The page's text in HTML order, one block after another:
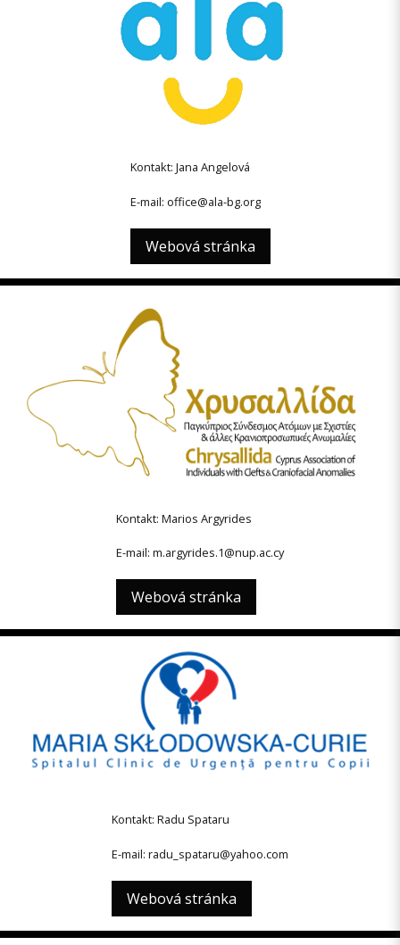
Kontakt: Jana Angelová
E-mail: office@ala-bg.org
Webová stránka
Kontakt: Marios Argyrides
E-mail: m.argyrides.1@nup.ac.cy
Webová stránka
Kontakt: Radu Spataru
E-mail: radu_spataru@yahoo.com
Webová stránka